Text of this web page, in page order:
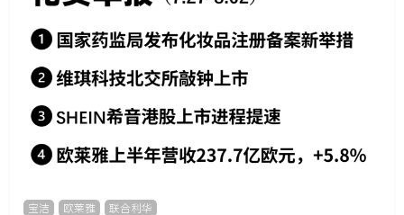
宝洁 欧莱雅 联合利华